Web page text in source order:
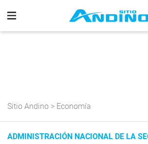
Sitio Andino > Economía
ADMINISTRACIÓN NACIONAL DE LA